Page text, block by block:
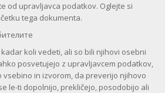
od upravljavca podatkov. Oglejte si
tega dokumenta.
koli vedeti, ali so bili njihovi osebni
posvetujejo z upravljavcem podatkov,
vsebino in izvorom, da preverijo njihovo
le-ti dopolnijo, prekličejo, posodobijo ali